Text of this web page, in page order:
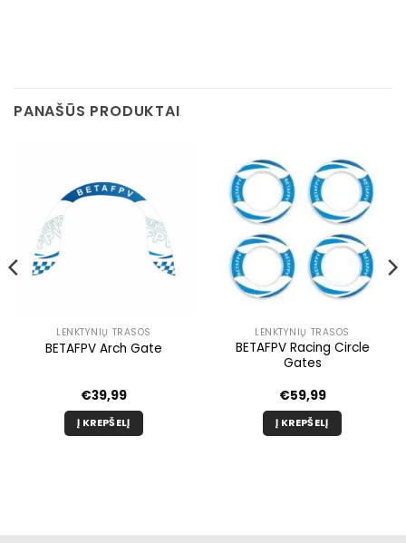
PANAŠŪS PRODUKTAI
LENKTYNIŲ TRASOS
BETAFPV Arch Gate
€39,99
Į KREPŠELĮ
LENKTYNIŲ TRASOS
BETAFPV Racing Circle
Gates
€59,99
Į KREPŠELĮ